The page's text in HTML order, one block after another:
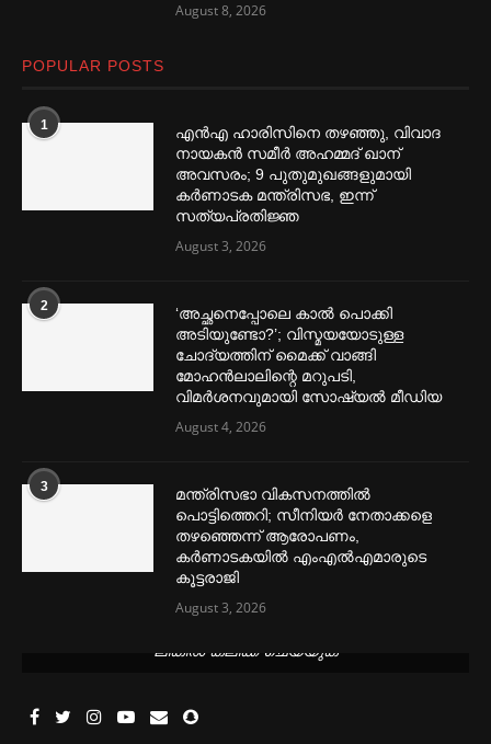
August 8, 2026
POPULAR POSTS
1
എൻഎ ഹാരിസിനെ തഴ‌‍ഞ്ഞു, വിവാദ
നായകൻ സമീര്‍ അഹമ്മദ് ഖാന്
അവസരം; 9 പുതുമുഖങ്ങളുമായി
കര്‍ണാടക മന്ത്രിസഭ, ഇന്ന്
സത്യപ്രതിജ്ഞ
August 3, 2026
2
‘അച്ഛനെപ്പോലെ കാല്‍ പൊക്കി
അടിയുണ്ടോ?’; വിസ്മയയോടുള്ള
ചോദ്യത്തിന് മൈക്ക് വാങ്ങി
മോഹൻലാലിന്റെ മറുപടി,
വിമര്‍ശനവുമായി സോഷ്യല്‍ മീഡിയ
August 4, 2026
3
മന്ത്രിസഭാ വികസനത്തിൽ
പൊട്ടിത്തെറി; സീനിയർ നേതാക്കളെ
തഴഞ്ഞെന്ന് ആരോപണം,
കർണാടകയിൽ എംഎൽഎമാരുടെ
കൂട്ടരാജി
August 3, 2026
ലിങ്കിൽ ക്ലിക്ക് ചെയ്യുക